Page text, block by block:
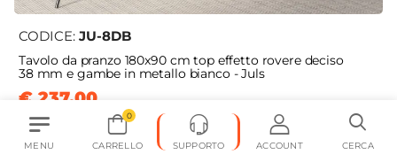
CODICE: JU-8DB
Tavolo da pranzo 180x90 cm top effetto rovere deciso
38 mm e gambe in metallo bianco - Juls
€ 237,00
MENU
0
CARRELLO SUPPORTO ACCOUNT CERCA